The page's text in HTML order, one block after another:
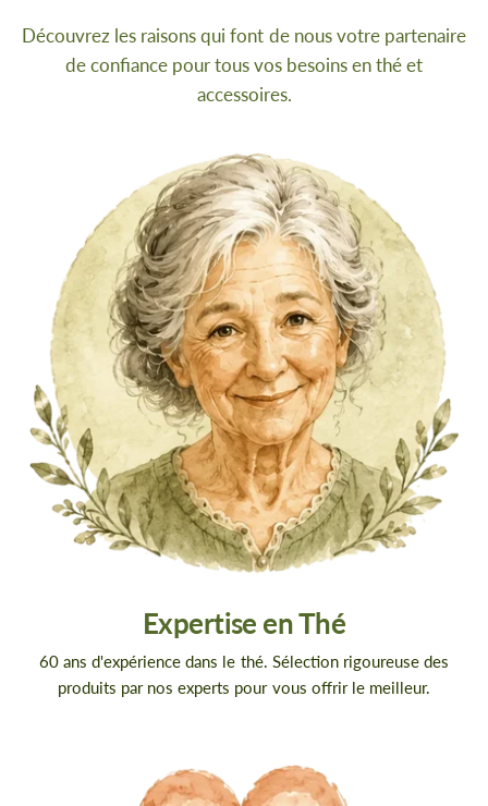
Découvrez les raisons qui font de nous votre partenaire
de confiance pour tous vos besoins en thé et
accessoires.
Expertise en Thé
60 ans d'expérience dans le thé. Sélection rigoureuse des
produits par nos experts pour vous offrir le meilleur.